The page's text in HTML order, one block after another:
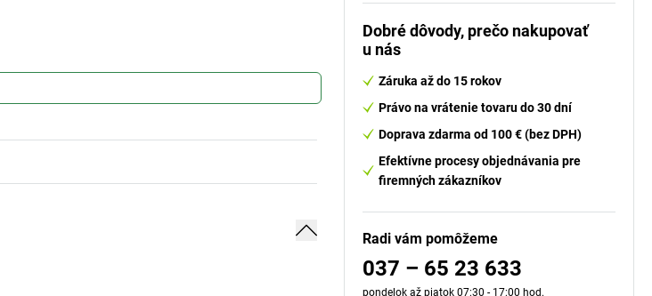
Dobré dôvody, prečo nakupovať
u nás
Záruka až do 15 rokov
Právo na vrátenie tovaru do 30 dní
Doprava zdarma od 100 € (bez DPH)
Efektívne procesy objednávania pre
firemných zákazníkov
Radi vám pomôžeme
037 – 65 23 633
pondelok až piatok 07:30 - 17:00 hod.